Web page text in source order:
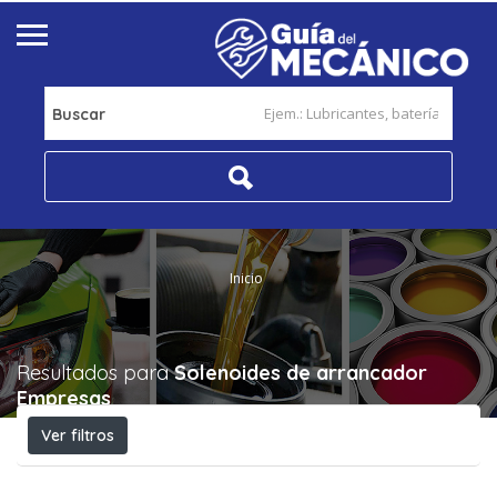
Buscar
Inicio
Resultados paraSolenoides de arrancador
Empresas
Ver filtros